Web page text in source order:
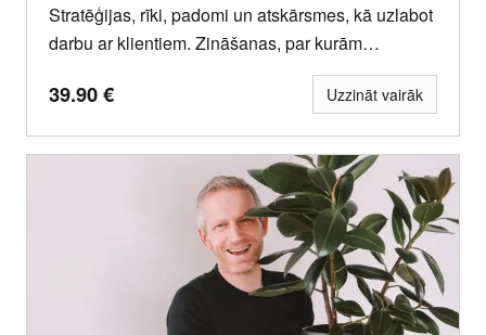
Stratēģijas, rīki, padomi un atskārsmes, kā uzlabot
darbu ar klientiem. Zināšanas, par kurām
uzņēmumi maksā daudzus tūkstošus eiro,...
39.90€ Uzzināt vairāk